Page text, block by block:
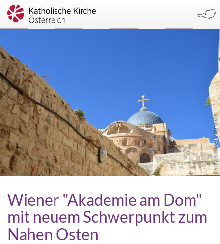
Paul Wuthe / Kathpress
Wiener "Akademie am Dom"
mit neuem Schwerpunkt zum
Nahen Osten